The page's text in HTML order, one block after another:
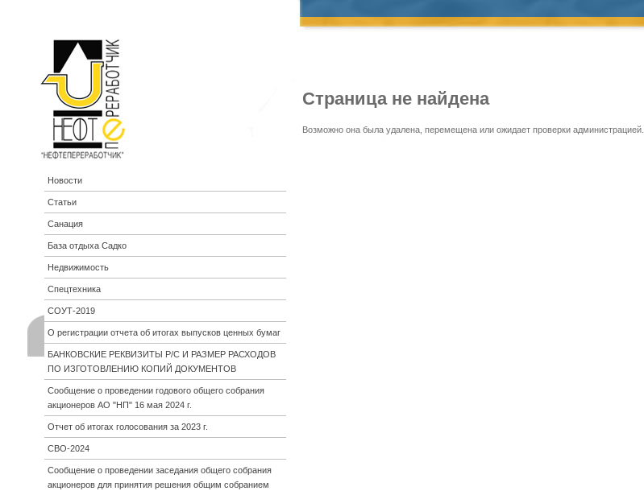
Новости
Статьи
Санация
База отдыха Садко
Недвижимость
Спецтехника
СОУТ-2019
О регистрации отчета об итогах выпусков ценных бумаг
БАНКОВСКИЕ РЕКВИЗИТЫ Р/С И РАЗМЕР РАСХОДОВ
ПО ИЗГОТОВЛЕНИЮ КОПИЙ ДОКУМЕНТОВ
Сообщение о проведении годового общего собрания
акционеров АО "НП" 16 мая 2024 г.
Отчет об итогах голосования за 2023 г.
СВО-2024
Сообщение о проведении заседания общего собрания
акционеров для принятия решения общим собранием
Страница не найдена
Возможно она была удалена, перемещена или ожидает проверки администрацией.